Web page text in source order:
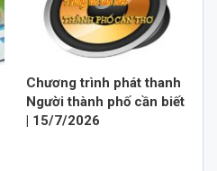
Chương trình phát thanh
Người thành phố cần biết
| 15/7/2026